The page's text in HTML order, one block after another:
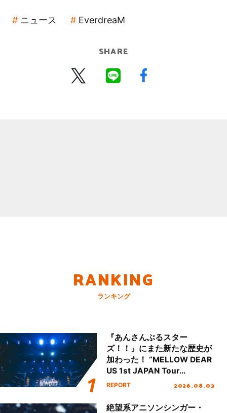
ニュース EverdreaM
SHARE
RANKING
ランキング
『あんさんぶるスター
ズ！！』にまた新たな歴史が
加わった！ “MELLOW DEAR
US 1st JAPAN Tour
Final「NICE to meet YOU
ート!!
REPORT 2026.08.03
絶望系アニソンシンガー・